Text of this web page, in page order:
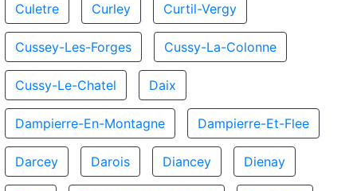
Culetre Curley Curtil-Vergy
Cussey-Les-Forges Cussy-La-Colonne
Cussy-Le-Chatel Daix
Dampierre-En-Montagne Dampierre-Et-Flee
Darcey Darois Diancey Dienay